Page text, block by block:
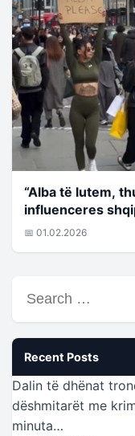
“Alba të lutem,
influenceres
📅 01.02.2026
for:
Recent Posts
Dalin të dhënat
dëshmitarët me
minuta…